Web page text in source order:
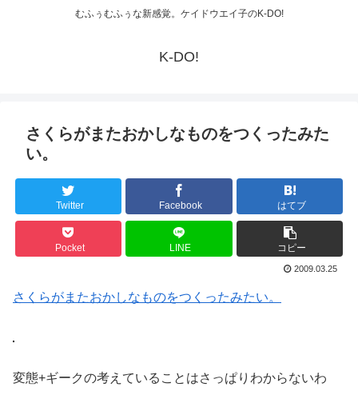
むふぅむふぅな新感覚。ケイドウエイ子のK-DO!
K-DO!
さくらがまたおかしなものをつくったみた
い。
Twitter Facebook はてブ
Pocket LINE コピー
2009.03.25
さくらがまたおかしなものをつくったみたい。
変態+ギークの考えていることはさっぱりわからないわ